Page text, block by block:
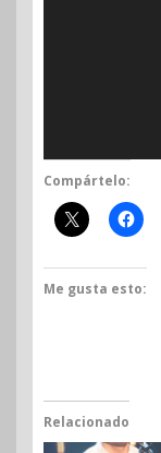
Compártelo:
Me gusta esto:
Relacionado